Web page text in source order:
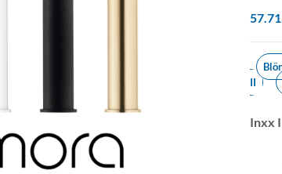
II
Inxx